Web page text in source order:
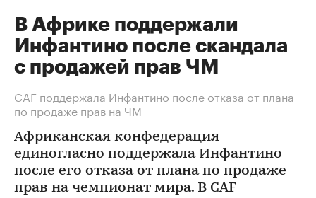
В Африке поддержали
Инфантино после скандала
с продажей прав ЧМ
СAF поддержала Инфантино после отказа от плана
по продаже прав на ЧМ
Африканская конфедерация
единогласно поддержала Инфантино
после его отказа от плана по продаже
прав на чемпионат мира. В CAF